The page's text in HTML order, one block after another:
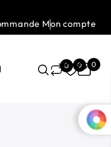
Mon compte
0 0 0